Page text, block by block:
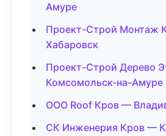
Амуре
Проект-Строй Монтаж
Хабаровск
Проект-Строй Дерево
Комсомольск-на-Амуре
ООО Roof Кров —
СК Инженерия Кров —